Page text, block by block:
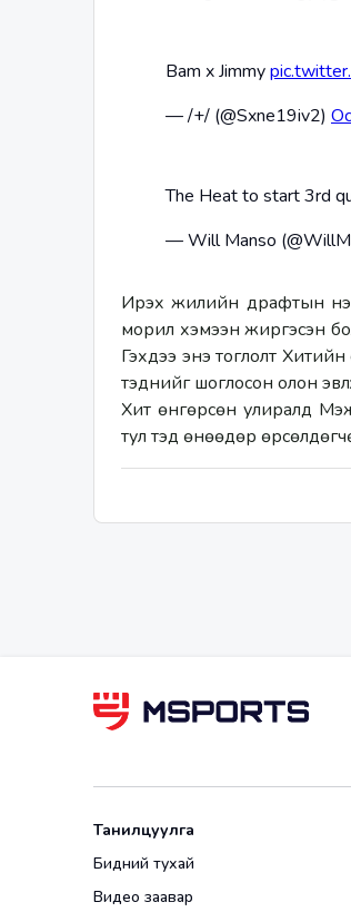
Bam x Jimmy
— /+/ (@Sxne19iv2)
The Heat to start 3rd
— Will Manso
Ирэх жилийн драфтын нэг
морил хэмээн жиргэсэн
Гэхдээ энэ тоглолт
тэднийг шоглосон олон
Хит өнгөрсөн улиралд
тул тэд өнөөдөр
Танилцуулга
Бидний тухай
Видео заавар